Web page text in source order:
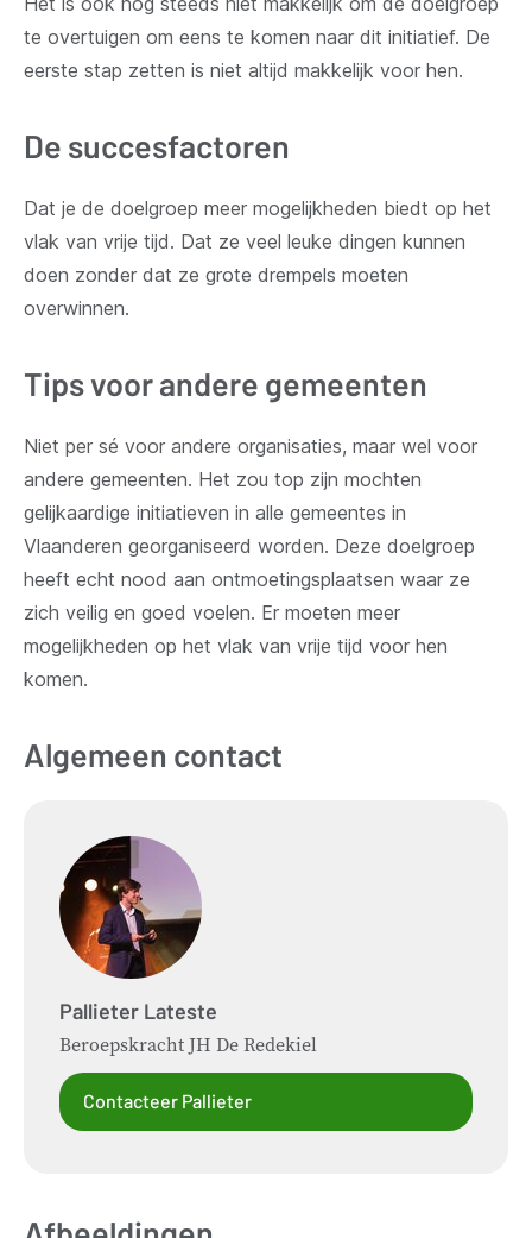
te overtuigen om eens te komen naar dit initiatief. De
eerste stap zetten is niet altijd makkelijk voor hen.
De succesfactoren
Dat je de doelgroep meer mogelijkheden biedt op het
vlak van vrije tijd. Dat ze veel leuke dingen kunnen
doen zonder dat ze grote drempels moeten
overwinnen.
Tips voor andere gemeenten
Niet per sé voor andere organisaties, maar wel voor
andere gemeenten. Het zou top zijn mochten
gelijkaardige initiatieven in alle gemeentes in
Vlaanderen georganiseerd worden. Deze doelgroep
heeft echt nood aan ontmoetingsplaatsen waar ze
zich veilig en goed voelen. Er moeten meer
mogelijkheden op het vlak van vrije tijd voor hen
komen.
Algemeen contact
Pallieter Lateste
Beroepskracht JH De Redekiel
Contacteer Pallieter